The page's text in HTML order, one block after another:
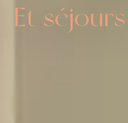
Et